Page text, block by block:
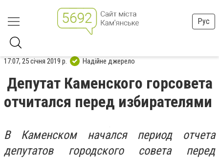
Рус
17:07, 25 січня 2019 р. Надійне джерело
Депутат Каменского горсовета
отчитался перед избирателями
В Каменском начался период отчета
депутатов городского совета перед